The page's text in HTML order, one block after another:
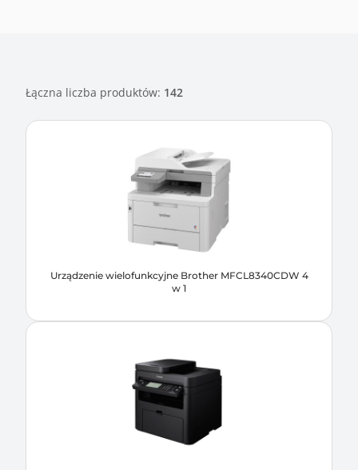
Łączna liczba produktów: 142
Urządzenie wielofunkcyjne Brother MFCL8340CDW 4
w 1